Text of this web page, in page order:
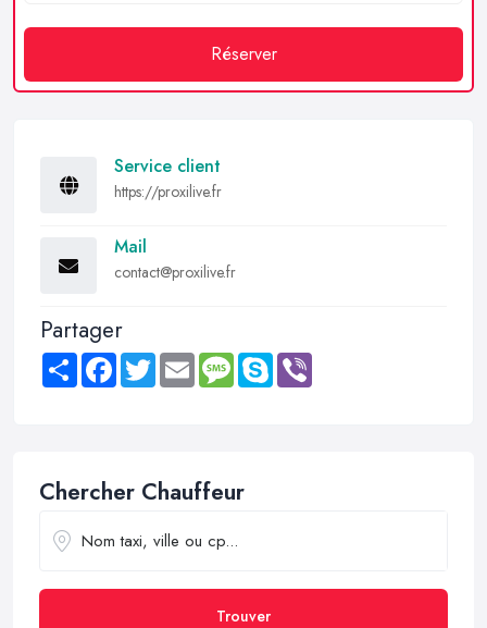
Réserver
Service client
https://proxilive.fr
Mail
contact@proxilive.fr
Partager
Share FacebookTwitter Email MessageSkype
Chercher Chauffeur
Trouver